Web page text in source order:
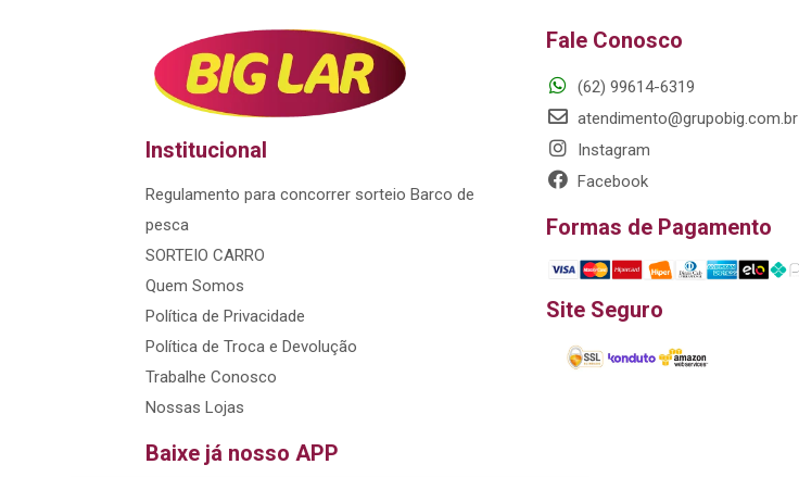
Institucional
Regulamento para concorrer sorteio Barco de
pesca
SORTEIO CARRO
Quem Somos
Política de Privacidade
Política de Troca e Devolução
Trabalhe Conosco
Nossas Lojas
Baixe já nosso APP
Fale Conosco
(62) 99614-6319
atendimento@grupobig.com.br
Instagram
Facebook
Formas de Pagamento
Site Seguro